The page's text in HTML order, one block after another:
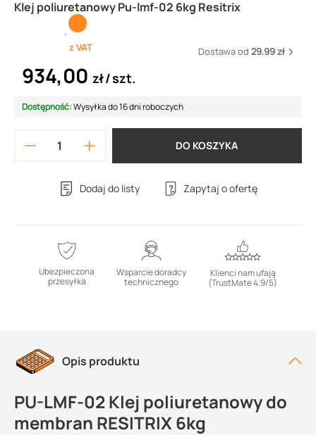
Klej poliuretanowy Pu-lmf-02 6kg Resitrix
z VAT Dostawa od 29.99 zł
934,00 zł szt.
Dostępność:Wysyłka do 16 dni roboczych
DO KOSZYKA
Dodaj do listy Zapytaj o ofertę
Ubezpieczona
przesyłka
Wsparcie doradcy
technicznego
Klienci nam ufają
(TrustMate 4.9/5)
Opis produktu
PU-LMF-02 Klej poliuretanowy do
membran RESITRIX 6kg